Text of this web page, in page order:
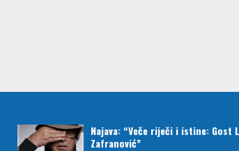
Najava: “Veče riječi i istine: Gost
Zafranović”